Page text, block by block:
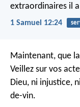
extraordinaires il
1 Samuel 12:24
Maintenant, que
Veillez sur vos
Dieu, ni injustice,
de-vin.